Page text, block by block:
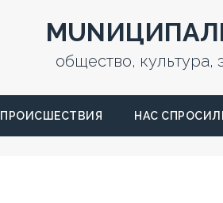
общество, культура,
ПРОИСШЕСТВИЯ НАС